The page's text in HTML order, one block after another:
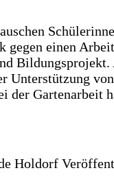
gegen einen
Bildungsprojekt.
Unterstützung
der Gartenarbeit
Holdorf